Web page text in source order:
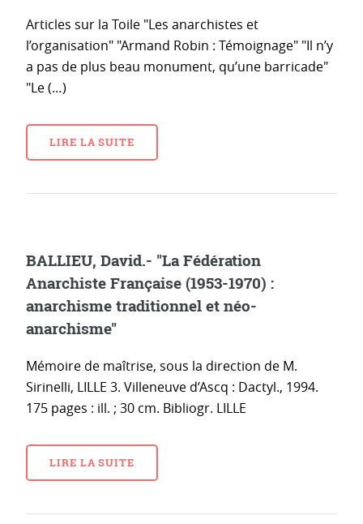
Articles sur la Toile "Les anarchistes et
l’organisation" "Armand Robin : Témoignage" "Il n’y
a pas de plus beau monument, qu’une barricade"
"Le (…)
LIRE LA SUITE
BALLIEU, David.- "La Fédération
Anarchiste Française (1953-1970) :
anarchisme traditionnel et néo-
anarchisme"
Mémoire de maîtrise, sous la direction de M.
Sirinelli, LILLE 3. Villeneuve d’Ascq : Dactyl., 1994.
175 pages : ill. ; 30 cm. Bibliogr. LILLE
LIRE LA SUITE